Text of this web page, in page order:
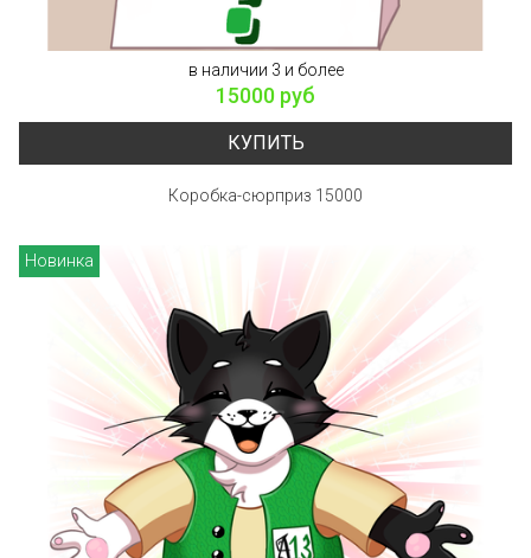
в наличии 3 и более
15000 руб
КУПИТЬ
Коробка-сюрприз 15000
Новинка